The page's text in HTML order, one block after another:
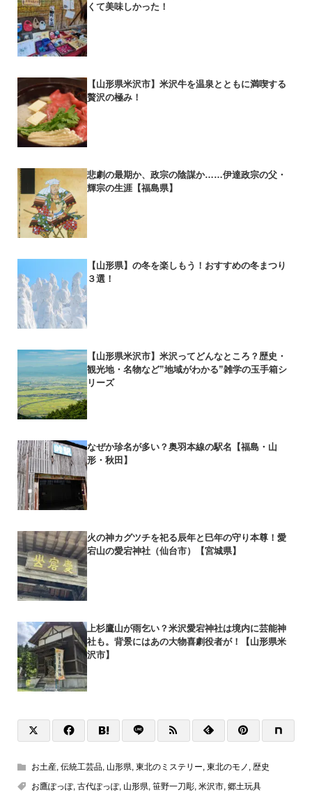
くて美味しかった！
【山形県米沢市】米沢牛を温泉とともに満喫する
贅沢の極み！
悲劇の最期か、政宗の陰謀か……伊達政宗の父・
輝宗の生涯【福島県】
【山形県】の冬を楽しもう！おすすめの冬まつり
３選！
【山形県米沢市】米沢ってどんなところ？歴史・
観光地・名物など”地域がわかる”雑学の玉手箱シ
リーズ
なぜか珍名が多い？奥羽本線の駅名【福島・山
形・秋田】
火の神カグツチを祀る辰年と巳年の守り本尊！愛
宕山の愛宕神社（仙台市）【宮城県】
上杉鷹山が雨乞い？米沢愛宕神社は境内に芸能神
社も。背景にはあの大物喜劇役者が！【山形県米
沢市】
お土産, 伝統工芸品, 山形県, 東北のミステリー, 東北のモノ , 歴史
お鷹ぽっぽ, 古代ぽっぽ, 山形県, 笹野一刀彫, 米沢市, 郷土玩具